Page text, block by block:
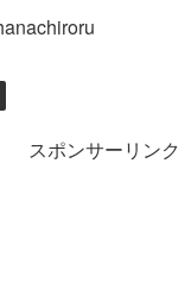
スポンサーリンク